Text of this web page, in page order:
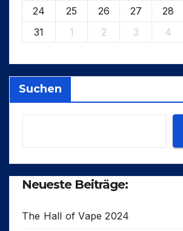
24
25 26 27 28
31
1 2 3 4
Suchen
Neueste Beiträge:
The Hall of Vape 2024